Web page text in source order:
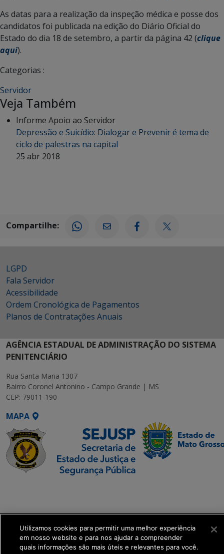
As datas para a realização da inspeção médica e posse dos
candidatos foi publicada na edição do Diário Oficial do
Estado do dia 18 de setembro, a partir da página 42 (clique
aqui).
Categorias :
Servidor
Veja Também
Informe Apoio ao Servidor
Depressão e Suicídio: Dialogar e Prevenir é tema de
ciclo de palestras na capital
25 abr 2018
Compartilhe:
LGPD
Fala Servidor
Acessibilidade
Ordem Cronológica de Pagamentos
Planos de Contratações Anuais
AGÊNCIA ESTADUAL DE ADMINISTRAÇÃO DO SISTEMA
PENITENCIÁRIO
Rua Santa Maria 1307
Bairro Coronel Antonino - Campo Grande | MS
CEP: 79011-190
MAPA
Transformação Digital
get_footer();
Utilizamos cookies para permitir uma melhor experiência
em nosso website e para nos ajudar a compreender
quais informações são mais úteis e relevantes para você.